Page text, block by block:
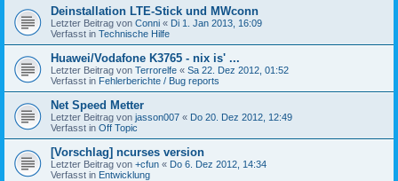
Deinstallation LTE-Stick und MWconn
Letzter Beitrag von Conni « Di 1. Jan 2013, 16:09
Verfasst in Technische Hilfe
Huawei/Vodafone K3765 - nix is' ...
Letzter Beitrag von Terrorelfe « Sa 22. Dez 2012, 01:52
Verfasst in Fehlerberichte / Bug reports
Net Speed Metter
Letzter Beitrag von jasson007 « Do 20. Dez 2012, 12:49
Verfasst in Off Topic
[Vorschlag] ncurses version
Letzter Beitrag von +cfun « Do 6. Dez 2012, 14:34
Verfasst in Entwicklung